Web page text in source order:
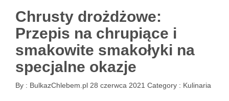
Chrusty drożdżowe:
Przepis na chrupiące i
smakowite smakołyki na
specjalne okazje
By : BulkazChlebem.pl 28 czerwca 2021 Category : Kulinaria